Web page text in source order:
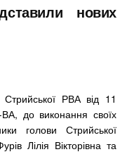
нових
РВА від 11
до виконання своїх
голови Стрийської
Лілія Вікторівна та